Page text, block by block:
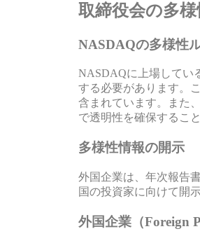
取締役会の多
NASDAQの多様性
NASDAQに上場してい
する必要があります。
含まれています。また
で透明性を確保するこ
多様性情報の開示
外国企業は、年次報告書
国の投資家に向けて開
外国企業（Foreign